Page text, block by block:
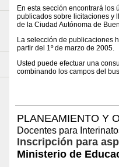
En esta sección encontrará los
publicados sobre licitaciones y
de la Ciudad Autónoma de
La selección de publicaciones
partir del 1º de marzo de 2005.
Usted puede efectuar una
combinando los campos del
PLANEAMIENTO Y
Docentes para
Inscripción para
Ministerio de